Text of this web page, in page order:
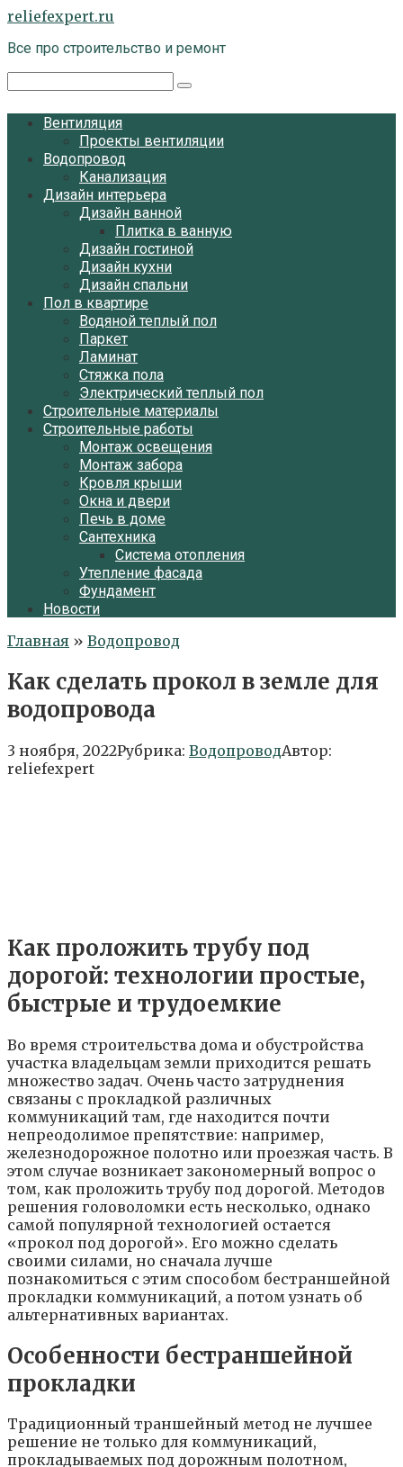
Перейти
контенту
reliefexpert.ru
Все про строительство и ремонт
Вентиляция
Проекты вентиляции
Водопровод
Канализация
Дизайн интерьера
Дизайн ванной
Плитка в ванную
Дизайн гостиной
Дизайн кухни
Дизайн спальни
Пол в квартире
Водяной теплый пол
Паркет
Ламинат
Стяжка пола
Электрический теплый пол
Строительные материалы
Строительные работы
Монтаж освещения
Монтаж забора
Кровля крыши
Окна и двери
Печь в доме
Сантехника
Система отопления
Утепление фасада
Фундамент
Новости
Главная » Водопровод
Как сделать прокол в земле для
водопровода
3 ноября, 2022Рубрика: ВодопроводАвтор:
reliefexpert
Как проложить трубу под
дорогой: технологии простые,
быстрые и трудоемкие
Во время строительства дома и обустройства
участка владельцам земли приходится решать
множество задач. Очень часто затруднения
связаны с прокладкой различных
коммуникаций там, где находится почти
непреодолимое препятствие: например,
железнодорожное полотно или проезжая часть. В
этом случае возникает закономерный вопрос о
том, как проложить трубу под дорогой. Методов
решения головоломки есть несколько, однако
самой популярной технологией остается
«прокол под дорогой». Его можно сделать
своими силами, но сначала лучше
познакомиться с этим способом бестраншейной
прокладки коммуникаций, а потом узнать об
альтернативных вариантах.
Особенности бестраншейной
прокладки
Традиционный траншейный метод не лучшее
решение не только для коммуникаций,
прокладываемых под дорожным полотном,